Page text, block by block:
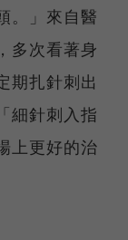
。」來自醫
多次看著身
期扎針刺出
細針刺入指
上更好的治